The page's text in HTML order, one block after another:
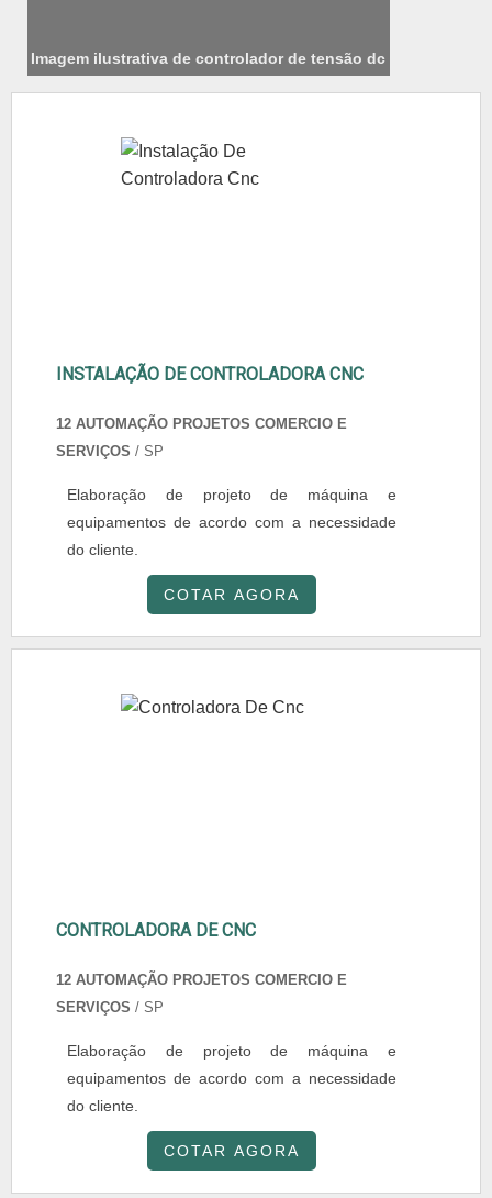
Imagem ilustrativa de controlador de tensão dc
INSTALAÇÃO DE CONTROLADORA CNC
12 AUTOMAÇÃO PROJETOS COMERCIO E
SERVIÇOS / SP
Elaboração de projeto de máquina e
equipamentos de acordo com a necessidade
do cliente.
COTAR AGORA
CONTROLADORA DE CNC
12 AUTOMAÇÃO PROJETOS COMERCIO E
SERVIÇOS / SP
Elaboração de projeto de máquina e
equipamentos de acordo com a necessidade
do cliente.
COTAR AGORA